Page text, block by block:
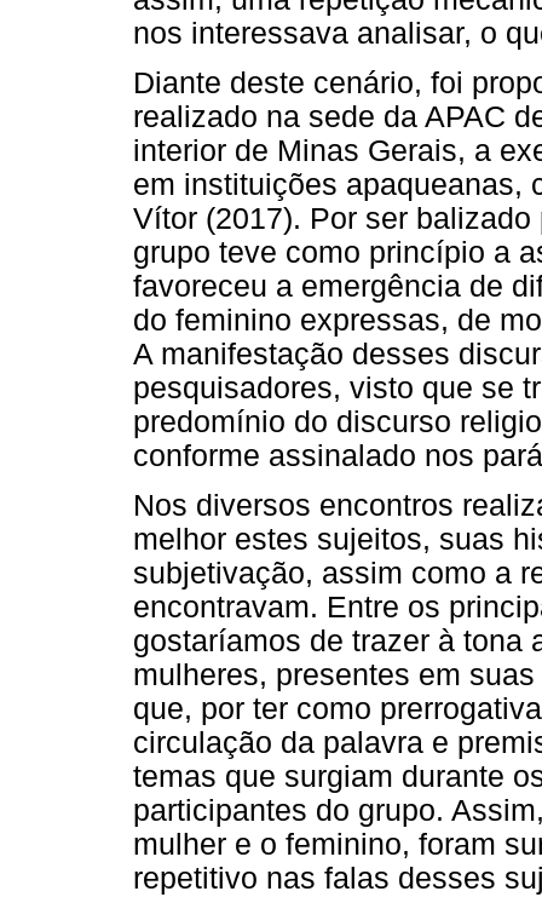
nos interessava analisar, o
Diante deste cenário, foi
realizado na sede da APAC
interior de Minas Gerais, a
em instituições apaqueanas,
Vítor (2017). Por ser
grupo teve como princípio a
favoreceu a emergência de
do feminino expressas, de
A manifestação desses
pesquisadores, visto que se
predomínio do discurso
conforme assinalado nos
Nos diversos encontros
melhor estes sujeitos, suas
subjetivação, assim como a
encontravam. Entre os
gostaríamos de trazer à tona
mulheres, presentes em
que, por ter como
circulação da palavra e
temas que surgiam durante
participantes do grupo.
mulher e o feminino, foram
repetitivo nas falas desses